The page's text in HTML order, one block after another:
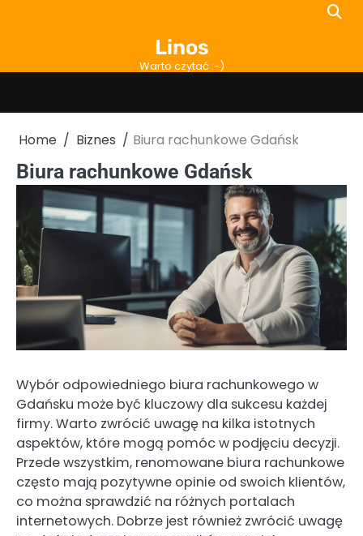
Linos
Warto czytać :-)
Home Biznes Biura rachunkowe Gdańsk
Biura rachunkowe Gdańsk
Wybór odpowiedniego biura rachunkowego w
Gdańsku może być kluczowy dla sukcesu każdej
firmy. Warto zwrócić uwagę na kilka istotnych
aspektów, które mogą pomóc w podjęciu decyzji.
Przede wszystkim, renomowane biura rachunkowe
często mają pozytywne opinie od swoich klientów,
co można sprawdzić na różnych portalach
internetowych. Dobrze jest również zwrócić uwagę